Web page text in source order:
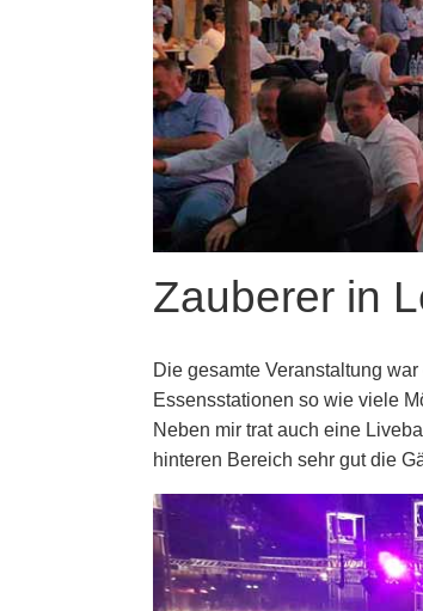
Zauberer in
Die gesamte Veranstaltung
Essensstationen so wie viele
Neben mir trat auch eine
hinteren Bereich sehr gut die